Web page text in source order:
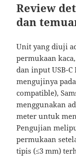
Review
dan
Unit yang diuji
permukaan
dan input USB-C
mengujinya
compatible),
menggunakan
meter untuk
Pengujian
permukaan
tipis (≤3 mm)